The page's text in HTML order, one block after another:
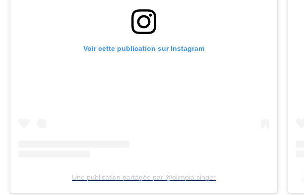
Voir cette publication sur Instagram
Une publication partagée par @olimpia.singer